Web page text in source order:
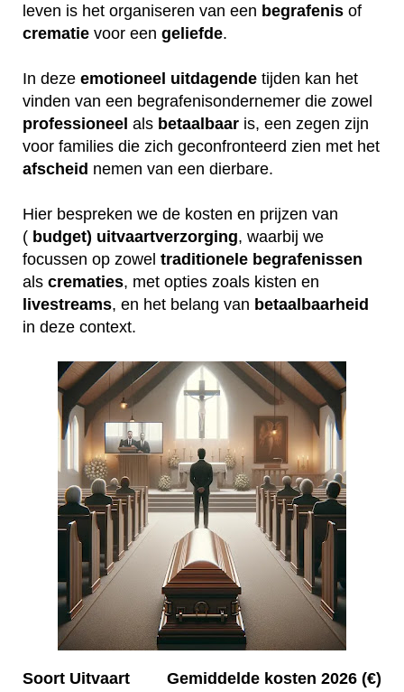
leven is het organiseren van een begrafenis of
crematie voor een geliefde.
In deze emotioneel uitdagende tijden kan het
vinden van een begrafenisondernemer die zowel
professioneel als betaalbaar is, een zegen zijn
voor families die zich geconfronteerd zien met het
afscheid nemen van een dierbare.
Hier bespreken we de kosten en prijzen van
( budget) uitvaartverzorging, waarbij we
focussen op zowel traditionele begrafenissen
als crematies, met opties zoals kisten en
livestreams, en het belang van betaalbaarheid
in deze context.
Soort Uitvaart Gemiddelde kosten 2026 (€)